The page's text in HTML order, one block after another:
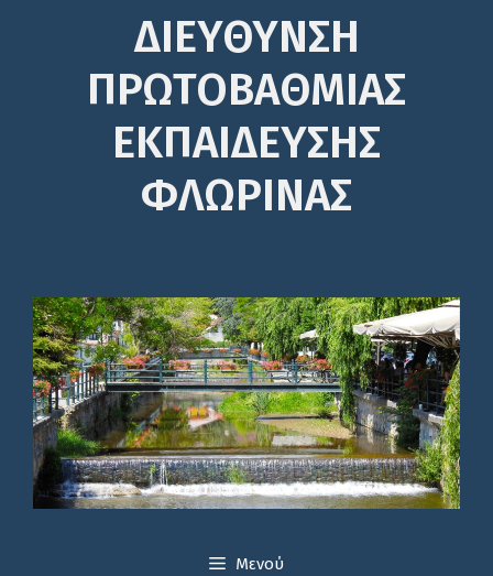
ΔΙΕΎΘΥΝΣΗ
ΠΡΩΤΟΒΆΘΜΙΑΣ
ΕΚΠΑΊΔΕΥΣΗΣ
ΦΛΩΡΙΝΑΣ
Μενού